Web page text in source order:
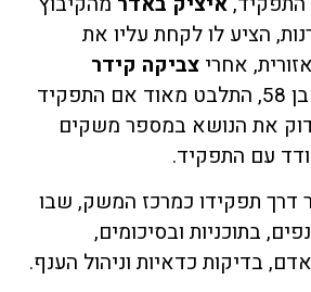
הציע לו לקחת עליו את
אחרי צביקה קידר
מנחשולים. שמאי, בן 58, התלבט מאוד אם התפקיד
את הנושא במספר משקים
עם התפקיד.
דרך תפקידו כמרכז המשק, שבו
בתוכניות ובסיכומים,
בדיקות כדאיות וניהול הענף.